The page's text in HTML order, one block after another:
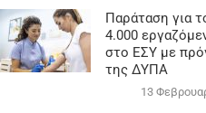
Παράταση για
4.000
στο ΕΣΥ με
της ΔΥΠΑ
13